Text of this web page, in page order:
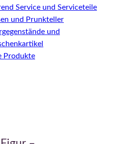
Service und Serviceteile
und Prunkteller
und
Produkte